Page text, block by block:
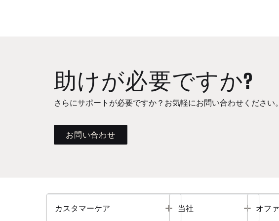
助けが必要ですか?
さらにサポートが必要ですか？お気軽にお問い合わせください。
お問い合わせ
カスタマーケア Toggle
当社 Toggle
オフ